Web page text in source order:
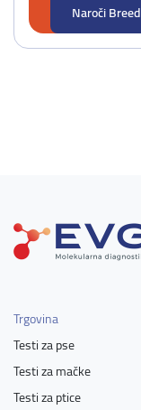
Naroči
Trgovina
Testi za pse
Testi za mačke
Testi za ptice